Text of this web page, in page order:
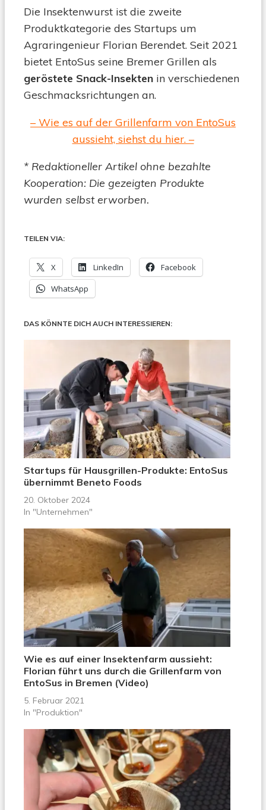
Die Insektenwurst ist die zweite
Produktkategorie des Startups um
Agraringenieur Florian Berendet. Seit 2021
bietet EntoSus seine Bremer Grillen als
geröstete Snack-Insekten in verschiedenen
Geschmacksrichtungen an.
– Wie es auf der Grillenfarm von EntoSus
aussieht, siehst du hier. –
* Redaktioneller Artikel ohne bezahlte
Kooperation: Die gezeigten Produkte
wurden selbst erworben.
TEILEN VIA:
X LinkedIn
Facebook
WhatsApp
DAS KÖNNTE DICH AUCH INTERESSIEREN:
Startups für Hausgrillen-Produkte: EntoSus
übernimmt Beneto Foods
20. Oktober 2024
In "Unternehmen"
Wie es auf einer Insektenfarm aussieht:
Florian führt uns durch die Grillenfarm von
EntoSus in Bremen (Video)
5. Februar 2021
In "Produktion"